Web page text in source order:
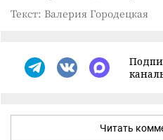
Текст: Валерия Городецкая
Читать